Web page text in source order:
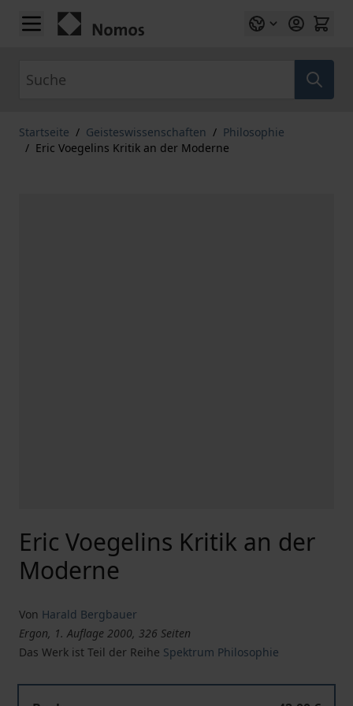
Zum Inhalt springen
Startseite / Geisteswissenschaften / Philosophie
/ Eric Voegelins Kritik an der Moderne
Eric Voegelins Kritik an der
Moderne
Von Harald Bergbauer
Ergon, 1. Auflage 2000, 326 Seiten
Das Werk ist Teil der Reihe Spektrum Philosophie